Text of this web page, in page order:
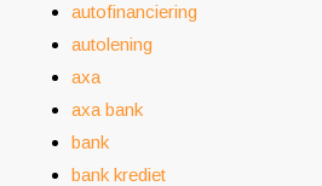
autofinanciering
autolening
axa
axa bank
bank
bank krediet